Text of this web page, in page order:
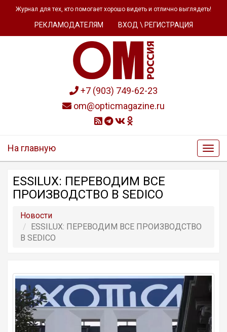
Журнал для тех, кто помогает хорошо видеть и отлично выглядеть!
РЕКЛАМОДАТЕЛЯМ ВХОД \ РЕГИСТРАЦИЯ
+7 (903) 749-62-23
om@opticmagazine.ru
На главную
ESSILUX: ПЕРЕВОДИМ ВСЕ
ПРОИЗВОДСТВО В SEDICO
Новости
ESSILUX: ПЕРЕВОДИМ ВСЕ ПРОИЗВОДСТВО
В SEDICO